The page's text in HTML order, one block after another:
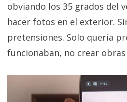
obviando los 35 grados del
hacer fotos en el exterior.
pretensiones. Solo quería
funcionaban, no crear